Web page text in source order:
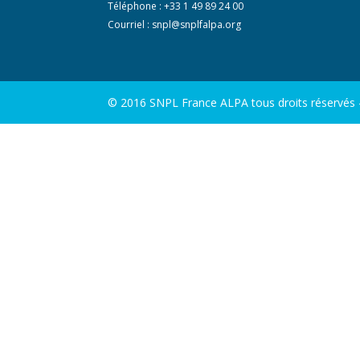
Téléphone : +33 1 49 89 24 00
Courriel : snpl@snplfalpa.org
© 2016 SNPL France ALPA tous droits réservés